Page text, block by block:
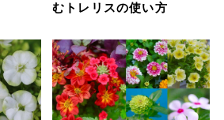
むトレリスの使い方